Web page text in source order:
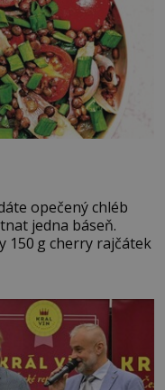
opečený chléb
jedna báseň.